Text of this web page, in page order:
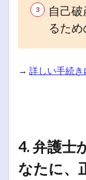
自己
るため
→ 詳しい手続
4. 弁護士
なたに、